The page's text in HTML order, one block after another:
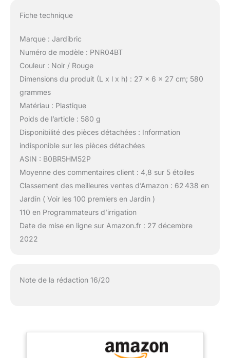
Fiche technique
Marque : Jardibric
Numéro de modèle : PNR04BT
Couleur : Noir / Rouge
Dimensions du produit (L x l x h) : 27 x 6 x 27 cm; 580
grammes
Matériau : Plastique
Poids de l’article : 580 g
Disponibilité des pièces détachées : Information
indisponible sur les pièces détachées
ASIN : B0BR5HM52P
Moyenne des commentaires client : 4,8 sur 5 étoiles
Classement des meilleures ventes d’Amazon : 62 438 en
Jardin ( Voir les 100 premiers en Jardin )
110 en Programmateurs d’irrigation
Date de mise en ligne sur Amazon.fr : 27 décembre
2022
Note de la rédaction 16/20